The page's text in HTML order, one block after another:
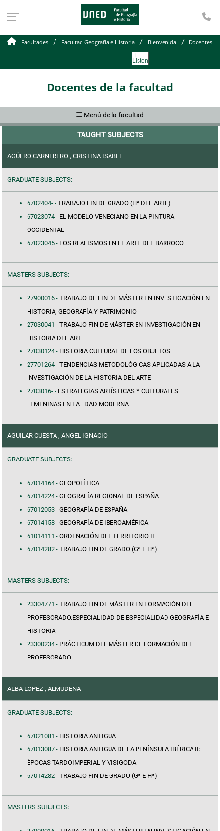
Docentes Facultad de
Facultades Facultad Geografía e Historia Bienvenida Docentes
Listen
Docentes de la facultad
Menú de la facultad
TAUGHT SUBJECTS
AGÜERO CARNERERO , CRISTINA ISABEL
GRADUATE SUBJECTS:
6702404- - TRABAJO FIN DE GRADO (Hª DEL ARTE)
67023074 - EL MODELO VENECIANO EN LA PINTURA
OCCIDENTAL
67023045 - LOS REALISMOS EN EL ARTE DEL BARROCO
MASTERS SUBJECTS:
27900016 - TRABAJO DE FIN DE MÁSTER EN INVESTIGACIÓN EN
HISTORIA, GEOGRAFÍA Y PATRIMONIO
27030041 - TRABAJO FIN DE MÁSTER EN INVESTIGACIÓN EN
HISTORIA DEL ARTE
27030124 - HISTORIA CULTURAL DE LOS OBJETOS
27701264 - TENDENCIAS METODOLÓGICAS APLICADAS A LA
INVESTIGACIÓN DE LA HISTORIA DEL ARTE
2703016- - ESTRATEGIAS ARTÍSTICAS Y CULTURALES
FEMENINAS EN LA EDAD MODERNA
AGUILAR CUESTA , ANGEL IGNACIO
GRADUATE SUBJECTS:
67014164 - GEOPOLÍTICA
67014224 - GEOGRAFÍA REGIONAL DE ESPAÑA
67012053 - GEOGRAFÍA DE ESPAÑA
67014158 - GEOGRAFÍA DE IBEROAMÉRICA
61014111 - ORDENACIÓN DEL TERRITORIO II
67014282 - TRABAJO FIN DE GRADO (Gª E Hª)
MASTERS SUBJECTS:
23304771 - TRABAJO FIN DE MÁSTER EN FORMACIÓN DEL
PROFESORADO.ESPECIALIDAD DE ESPECIALIDAD GEOGRAFÍA E
HISTORIA
23300234 - PRÁCTICUM DEL MÁSTER DE FORMACIÓN DEL
PROFESORADO
ALBA LOPEZ , ALMUDENA
GRADUATE SUBJECTS:
67021081 - HISTORIA ANTIGUA
67013087 - HISTORIA ANTIGUA DE LA PENÍNSULA IBÉRICA II:
ÉPOCAS TARDOIMPERIAL Y VISIGODA
67014282 - TRABAJO FIN DE GRADO (Gª E Hª)
MASTERS SUBJECTS: